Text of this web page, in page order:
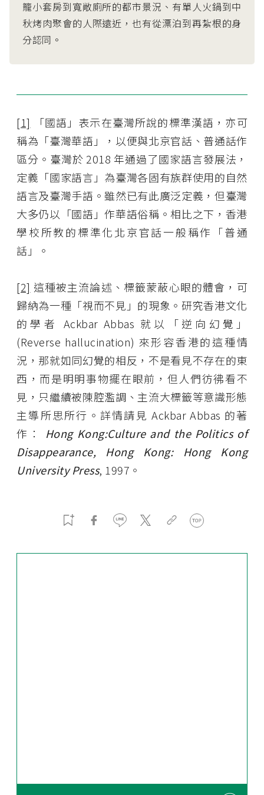
籠小套房到寬敞廁所的都市景況、有單人火鍋到中
秋烤肉聚會的人際遠近，也有從漂泊到再紮根的身
分認同。
[1] 「國語」表示在臺灣所說的標準漢語，亦可
稱為「臺灣華語」，以便與北京官話、普通話作
區分。臺灣於 2018 年通過了國家語言發展法，
定義「國家語言」為臺灣各固有族群使用的自然
語言及臺灣手語。雖然已有此廣泛定義，但臺灣
大多仍以「國語」作華語俗稱。相比之下，香港
學校所教的標準化北京官話一般稱作「普通
話」。
[2] 這種被主流論述、標籤蒙蔽心眼的體會，可
歸納為一種「視而不見」的現象。研究香港文化
的學者 Ackbar Abbas 就以「逆向幻覺」
(Reverse hallucination) 來形容香港的這種情
況，那就如同幻覺的相反，不是看見不存在的東
西，而是明明事物擺在眼前，但人們彷彿看不
見，只繼續被陳腔濫調、主流大標籤等意識形態
主導所思所行。詳情請見 Ackbar Abbas 的著
作： Hong Kong:Culture and the Politics of
Disappearance, Hong Kong: Hong Kong
University Press, 1997。